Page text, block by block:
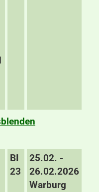
BI
23
25.02. -
26.02.2026
Warburg